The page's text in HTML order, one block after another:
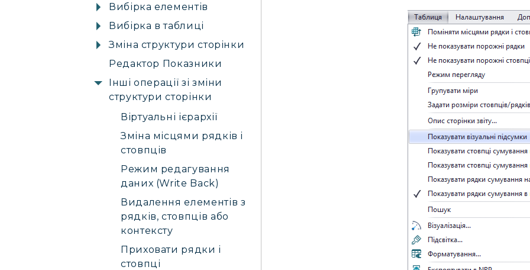
Вибірка елементів
Вибірка в таблиці
Зміна структури сторінки
Редактор Показники
Інші операції зі зміни
структури сторінки
Віртуальні ієрархії
Зміна місцями рядків і
стовпців
Режим редагування
даних (Write Back)
Видалення елементів з
рядків, стовпців або
контексту
Приховати рядки і
стовпці